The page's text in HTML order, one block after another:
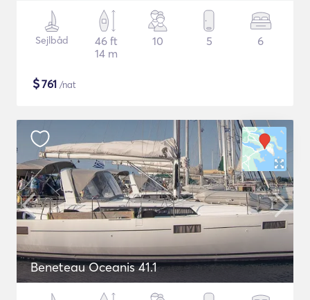
Sejlbåd
46 ft
14 m
10 5 6
$761 /nat
Beneteau Oceanis 41.1